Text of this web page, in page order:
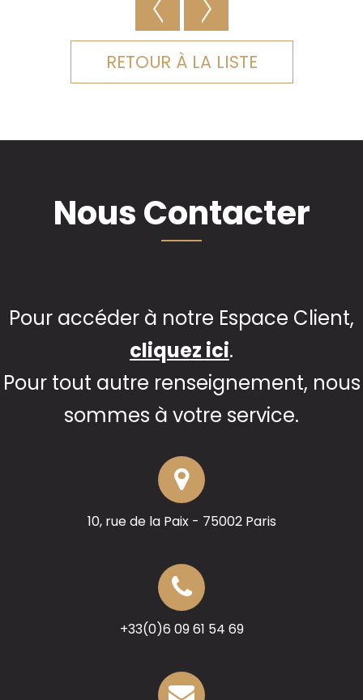
RETOUR À LA LISTE
Nous Contacter
Pour accéder à notre Espace Client,
cliquez ici.
Pour tout autre renseignement, nous
sommes à votre service.
10, rue de la Paix - 75002 Paris
+33(0)6 09 61 54 69